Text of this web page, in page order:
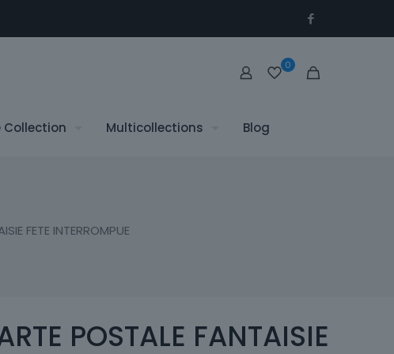
0
Collection Multicollections Blog
FETE INTERROMPUE
POSTALE FANTAISIE